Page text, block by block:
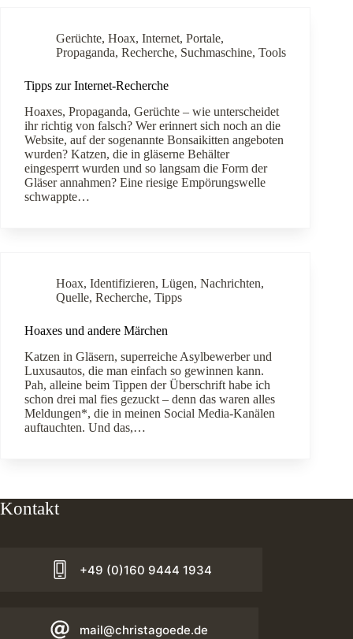
Gerüchte, Hoax, Internet, Portale,
Propaganda, Recherche, Suchmaschine, Tools
Tipps zur Internet-Recherche
Hoaxes, Propaganda, Gerüchte – wie unterscheidet
ihr richtig von falsch? Wer erinnert sich noch an die
Website, auf der sogenannte Bonsaikitten angeboten
wurden? Katzen, die in gläserne Behälter
eingesperrt wurden und so langsam die Form der
Gläser annahmen? Eine riesige Empörungswelle
schwappte…
Hoax, Identifizieren, Lügen, Nachrichten,
Quelle, Recherche, Tipps
Hoaxes und andere Märchen
Katzen in Gläsern, superreiche Asylbewerber und
Luxusautos, die man einfach so gewinnen kann.
Pah, alleine beim Tippen der Überschrift habe ich
schon drei mal fies gezuckt – denn das waren alles
Meldungen*, die in meinen Social Media-Kanälen
auftauchten. Und das,…
Kontakt
+49 (0)160 9444 1934
mail@christagoede.de